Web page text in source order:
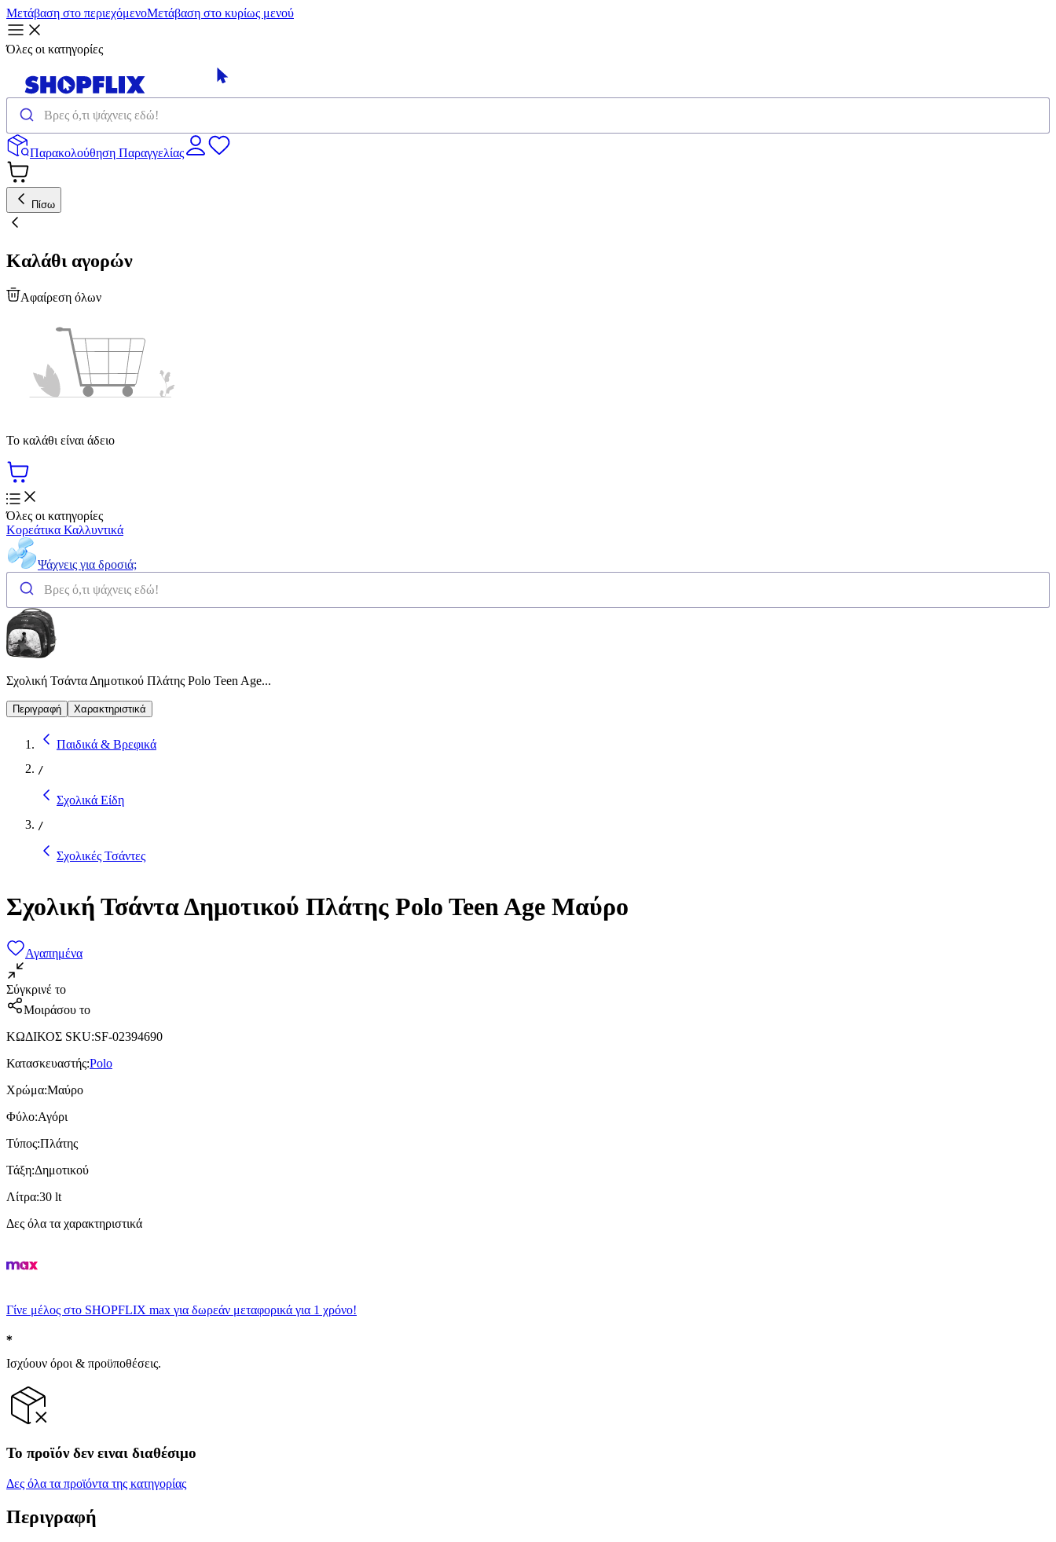
Μετάβαση στο περιεχόμενοΜετάβαση στο κυρίως μενού
Όλες οι κατηγορίες
Παρακολούθηση Παραγγελίας
Πίσω
Καλάθι αγορών
Αφαίρεση όλων
Το καλάθι είναι άδειο
Όλες οι κατηγορίες
Κορεάτικα Καλλυντικά
Ψάχνεις για δροσιά;
Σχολική Τσάντα Δημοτικού Πλάτης Polo Teen Age...
Περιγραφή Χαρακτηριστικά
Παιδικά & Βρεφικά
/
Σχολικά Είδη
/
Σχολικές Τσάντες
Σχολική Τσάντα Δημοτικού Πλάτης Polo Teen Age Μαύρο
Αγαπημένα
Σύγκρινέ το
Μοιράσου το
ΚΩΔΙΚΟΣ SKU:SF-02394690
Κατασκευαστής:Polo
Χρώμα:Μαύρο
Φύλο:Αγόρι
Τύπος:Πλάτης
Τάξη:Δημοτικού
Λίτρα:30 lt
Δες όλα τα χαρακτηριστικά
Γίνε μέλος στο SHOPFLIX max για δωρεάν μεταφορικά για 1 χρόνο!
Ισχύουν όροι & προϋποθέσεις.
Το προϊόν δεν ειναι διαθέσιμο
Δες όλα τα προϊόντα της κατηγορίας
Περιγραφή